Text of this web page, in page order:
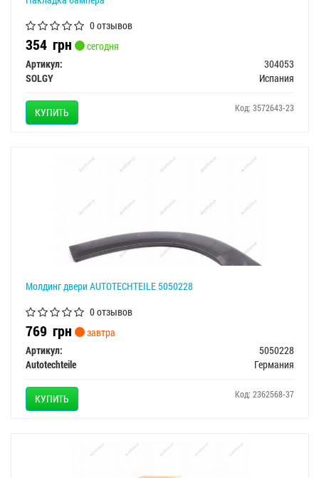
0 отзывов
354 грн
сегодня
Артикул:
304053
SOLGY
Испания
КУПИТЬ Код: 3572643-23
Молдинг двери AUTOTECHTEILE 5050228
0 отзывов
769 грн
завтра
Артикул:
5050228
Autotechteile
Германия
КУПИТЬ Код: 2362568-37